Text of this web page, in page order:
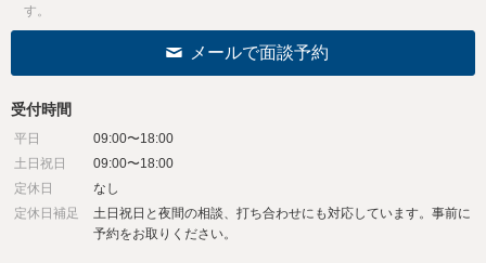
す。
メールで面談予約
受付時間
平日
09:00〜18:00
土日祝日
09:00〜18:00
定休日
なし
定休日補足
土日祝日と夜間の相談、打ち合わせにも対応しています。事前に
予約をお取りください。